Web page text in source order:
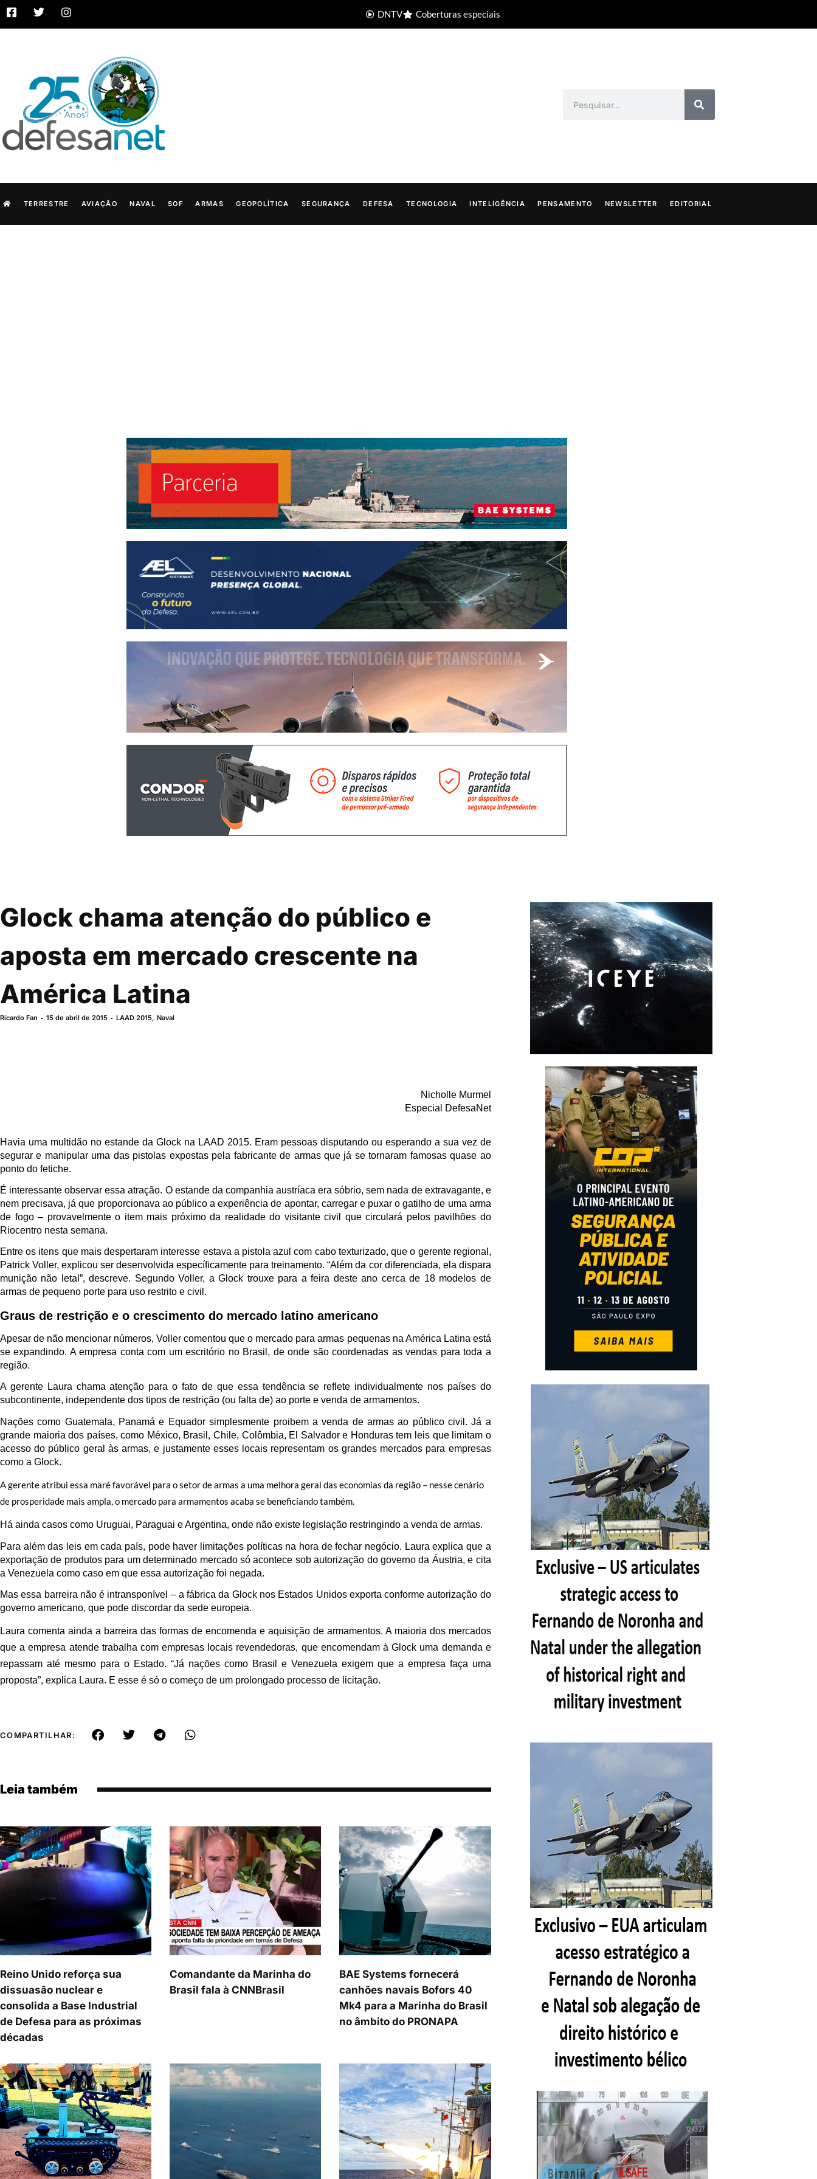
DNTV Coberturas especiais
TERRESTRE AVIAÇÃO NAVAL SOF ARMAS GEOPOLÍTICA SEGURANÇA DEFESA TECNOLOGIA INTELIGÊNCIA PENSAMENTO NEWSLETTER EDITORIAL
Glock chama atenção do público e
aposta em mercado crescente na
América Latina
Ricardo Fan 15 de abril de 2015 LAAD 2015,Naval
Nicholle Murmel
Especial DefesaNet
Havia uma multidão no estande da Glock na LAAD 2015. Eram pessoas disputando ou esperando a sua vez de
segurar e manipular uma das pistolas expostas pela fabricante de armas que já se tornaram famosas quase ao
ponto do fetiche.
É interessante observar essa atração. O estande da companhia austríaca era sóbrio, sem nada de extravagante, e
nem precisava, já que proporcionava ao público a experiência de apontar, carregar e puxar o gatilho de uma arma
de fogo – provavelmente o item mais próximo da realidade do visitante civil que circulará pelos pavilhões do
Riocentro nesta semana.
Entre os itens que mais despertaram interesse estava a pistola azul com cabo texturizado, que o gerente regional,
Patrick Voller, explicou ser desenvolvida específicamente para treinamento. “Além da cor diferenciada, ela dispara
munição não letal”, descreve. Segundo Voller, a Glock trouxe para a feira deste ano cerca de 18 modelos de
armas de pequeno porte para uso restrito e civil.
Graus de restrição e o crescimento do mercado latino americano
Apesar de não mencionar números, Voller comentou que o mercado para armas pequenas na América Latina está
se expandindo. A empresa conta com um escritório no Brasil, de onde são coordenadas as vendas para toda a
região.
A gerente Laura chama atenção para o fato de que essa tendência se reflete individualmente nos países do
subcontinente, independente dos tipos de restrição (ou falta de) ao porte e venda de armamentos.
Nações como Guatemala, Panamá e Equador simplesmente proibem a venda de armas ao público civil. Já a
grande maioria dos países, como México, Brasil, Chile, Colômbia, El Salvador e Honduras tem leis que limitam o
acesso do público geral às armas, e justamente esses locais representam os grandes mercados para empresas
como a Glock.
A gerente atribui essa maré favorável para o setor de armas a uma melhora geral das economias da região – nesse cenário
de prosperidade mais ampla, o mercado para armamentos acaba se beneficiando também.
Há ainda casos como Uruguai, Paraguai e Argentina, onde não existe legislação restringindo a venda de armas.
Para além das leis em cada país, pode haver limitações políticas na hora de fechar negócio. Laura explica que a
exportação de produtos para um determinado mercado só acontece sob autorização do governo da Áustria, e cita
a Venezuela como caso em que essa autorização foi negada.
Mas essa barreira não é intransponível – a fábrica da Glock nos Estados Unidos exporta conforme autorização do
governo americano, que pode discordar da sede europeia.
Laura comenta ainda a barreira das formas de encomenda e aquisição de armamentos. A maioria dos mercados
que a empresa atende trabalha com empresas locais revendedoras, que encomendam à Glock uma demanda e
repassam até mesmo para o Estado. “Já nações como Brasil e Venezuela exigem que a empresa faça uma
proposta”, explica Laura. E esse é só o começo de um prolongado processo de licitação.
COMPARTILHAR:
Leia também
Reino Unido reforça sua
dissuasão nuclear e
consolida a Base Industrial
de Defesa para as próximas
décadas
Comandante da Marinha do
Brasil fala à CNNBrasil
BAE Systems fornecerá
canhões navais Bofors 40
Mk4 para a Marinha do Brasil
no âmbito do PRONAPA